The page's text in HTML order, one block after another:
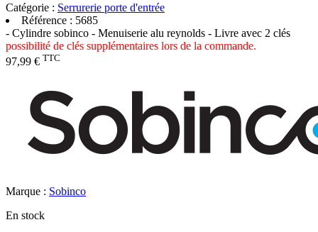
Catégorie : Serrurerie porte d'entrée
Référence : 5685
- Cylindre sobinco - Menuiserie alu reynolds - Livre avec 2 clés
possibilité de clés supplémentaires lors de la commande.
97,99 € TTC
Marque : Sobinco
En stock